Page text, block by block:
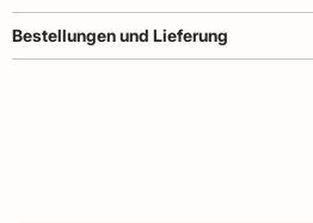
Bestellungen und Lieferung